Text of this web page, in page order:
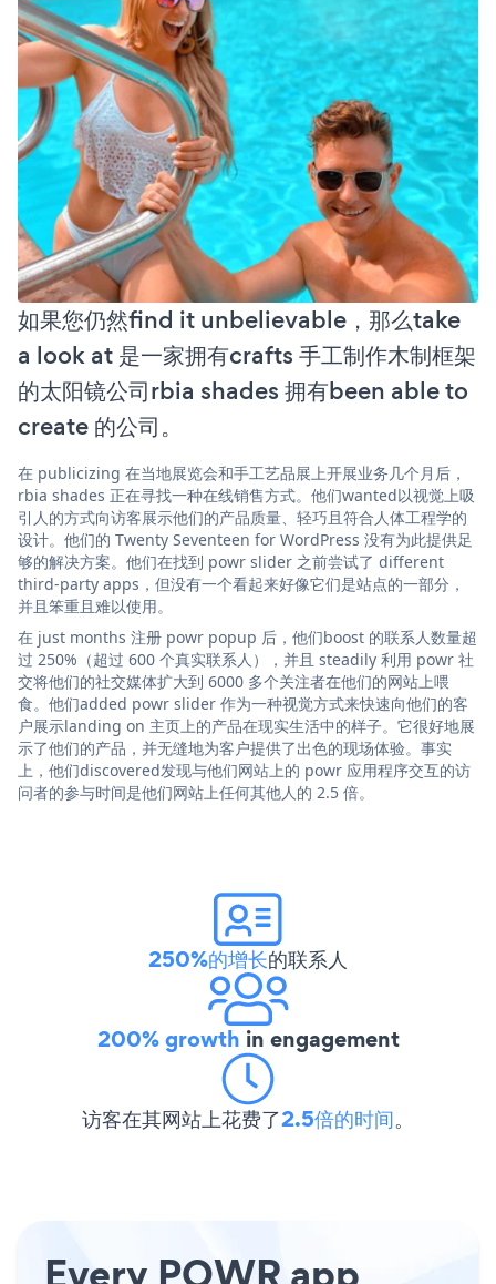
如果您仍然find it unbelievable，那么take
a look at 是一家拥有crafts 手工制作木制框架
的太阳镜公司rbia shades 拥有been able to
create 的公司。
在 publicizing 在当地展览会和手工艺品展上开展业务几个月后，
rbia shades 正在寻找一种在线销售方式。他们wanted以视觉上吸
引人的方式向访客展示他们的产品质量、轻巧且符合人体工程学的
设计。他们的 Twenty Seventeen for WordPress 没有为此提供足
够的解决方案。他们在找到 powr slider 之前尝试了 different
third-party apps，但没有一个看起来好像它们是站点的一部分，
并且笨重且难以使用。
在 just months 注册 powr popup 后，他们boost 的联系人数量超
过 250%（超过 600 个真实联系人），并且 steadily 利用 powr 社
交将他们的社交媒体扩大到 6000 多个关注者在他们的网站上喂
食。他们added powr slider 作为一种视觉方式来快速向他们的客
户展示landing on 主页上的产品在现实生活中的样子。它很好地展
示了他们的产品，并无缝地为客户提供了出色的现场体验。事实
上，他们discovered发现与他们网站上的 powr 应用程序交互的访
问者的参与时间是他们网站上任何其他人的 2.5 倍。
250%的增长的联系人
200% growth in engagement
访客在其网站上花费了2.5倍的时间。